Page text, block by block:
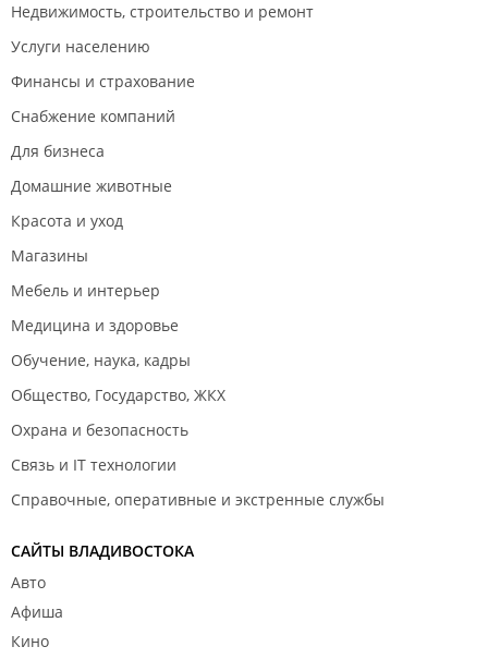
Недвижимость, строительство и ремонт
Услуги населению
Финансы и страхование
Снабжение компаний
Для бизнеса
Домашние животные
Красота и уход
Магазины
Мебель и интерьер
Медицина и здоровье
Обучение, наука, кадры
Общество, Государство, ЖКХ
Охрана и безопасность
Связь и IT технологии
Справочные, оперативные и экстренные службы
САЙТЫ ВЛАДИВОСТОКА
Авто
Афиша
Кино